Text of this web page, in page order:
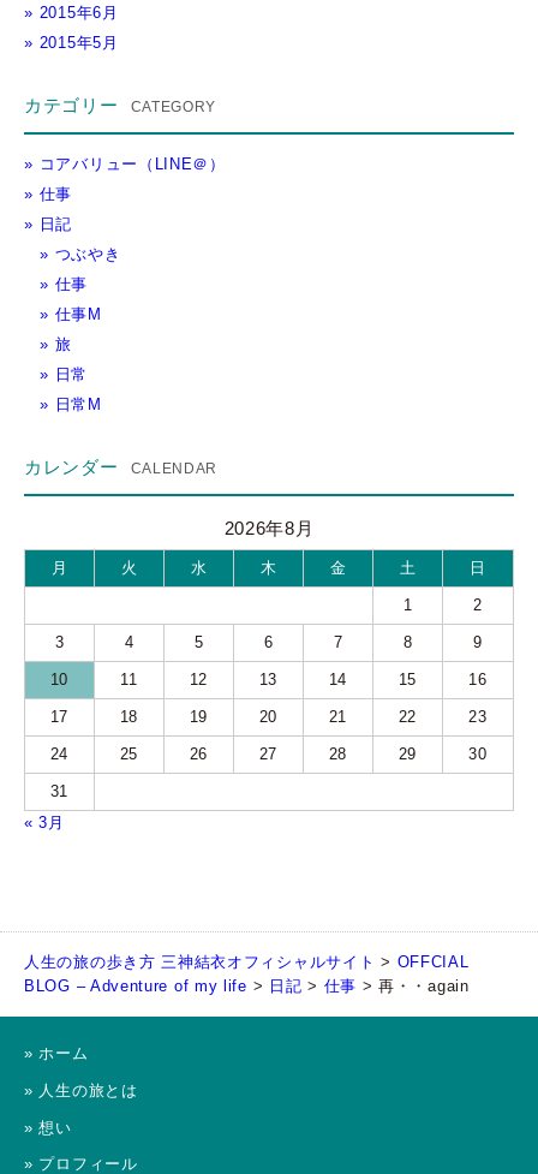
2015年6月
2015年5月
カテゴリー
コアバリュー（LINE＠）
仕事
日記
つぶやき
仕事
仕事M
旅
日常
日常M
カレンダー
2026年8月
月 火 水 木 金 土 日
1 2
3 4 5 6 7 8 9
10 11 12 13 14 15 16
17 18 19 20 21 22 23
24 25 26 27 28 29 30
31
« 3月
人生の旅の歩き方 三神結衣オフィシャルサイト > OFFCIAL
BLOG – Adventure of my life > 日記 > 仕事 >再・・again
» ホーム
» 人生の旅とは
» 想い
» プロフィール